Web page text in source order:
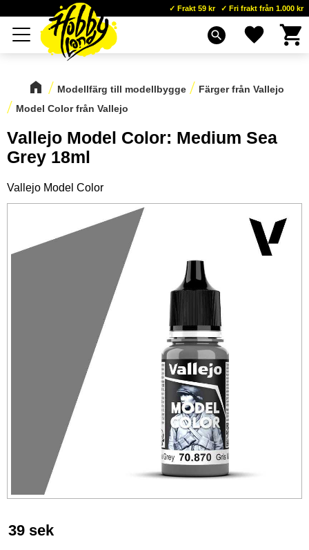
Meny
Frakt 59 kr Fri frakt från 1.000 kr
search Favoriter
Modellfärg till modellbygge
Färger från Vallejo
Model Color från Vallejo
Vallejo Model Color: Medium Sea
Grey 18ml
Vallejo Model Color
39 sek